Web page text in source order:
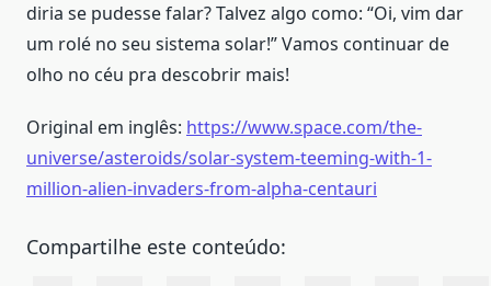
diria se pudesse falar? Talvez algo como: “Oi, vim dar
um rolé no seu sistema solar!” Vamos continuar de
olho no céu pra descobrir mais!
Original em inglês: https://www.space.com/the-
universe/asteroids/solar-system-teeming-with-1-
million-alien-invaders-from-alpha-centauri
Compartilhe este conteúdo: